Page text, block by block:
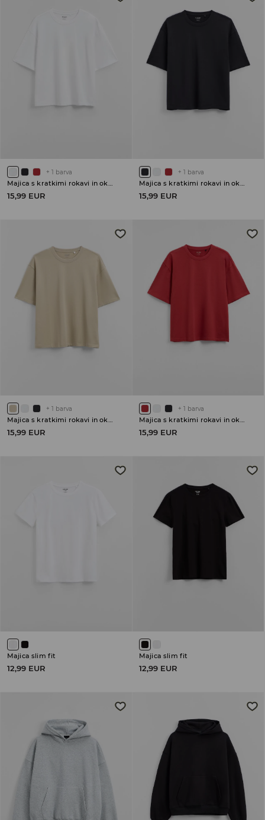
+ 1 barva
Majica s kratkimi rokavi in okroglim ovratnikom
15,99 EUR
+ 1 barva
Majica s kratkimi rokavi in okroglim ovratnikom
15,99 EUR
+ 1 barva
15,99 EUR
+ 1 barva
15,99 EUR
Majica slim fit
12,99 EUR
Majica slim fit
12,99 EUR